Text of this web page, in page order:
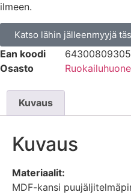
ilmeen.
Katso lähin jälleenmyyjä
Ean koodi
Osasto
Ruokailuhuone
Kuvaus
Kuvaus
Materiaalit:
MDF-kansi